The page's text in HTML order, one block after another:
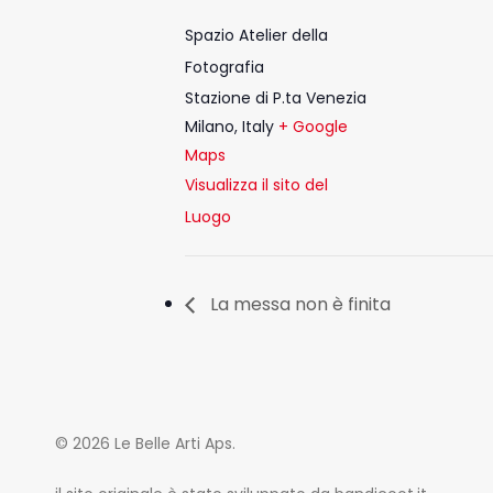
Spazio Atelier della
Fotografia
Stazione di P.ta Venezia
Milano, Italy + Google
Maps
Visualizza il sito del
Luogo
La messa non è finita
© 2026 Le Belle Arti Aps.